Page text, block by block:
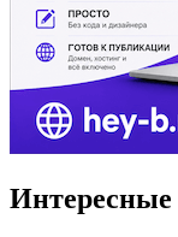
Интересные